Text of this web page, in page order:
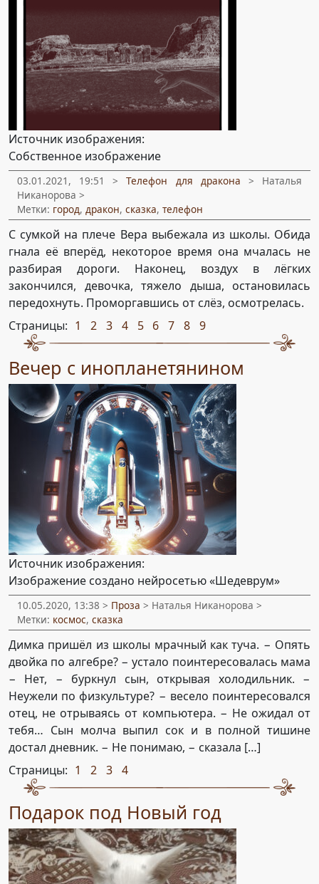
Источник изображения:
Собственное изображение
03.01.2021, 19:51 >Телефон для дракона > Наталья
Никанорова >
Метки: город, дракон, сказка, телефон
С сумкой на плече Вера выбежала из школы. Обида
гнала её вперёд, некоторое время она мчалась не
разбирая дороги. Наконец, воздух в лёгких
закончился, девочка, тяжело дыша, остановилась
передохнуть. Проморгавшись от слёз, осмотрелась.
Страницы: 1 2 3 4 5 6 7 8 9
Вечер с инопланетянином
Источник изображения:
Изображение создано нейросетью «Шедеврум»
10.05.2020, 13:38 > Проза > Наталья Никанорова >
Метки: космос, сказка
Димка пришёл из школы мрачный как туча. − Опять
двойка по алгебре? − устало поинтересовалась мама
− Нет, − буркнул сын, открывая холодильник. −
Неужели по физкультуре? − весело поинтересовался
отец, не отрываясь от компьютера. − Не ожидал от
тебя… Сын молча выпил сок и в полной тишине
достал дневник. − Не понимаю, − сказала […]
Страницы: 1 2 3 4
Подарок под Новый год